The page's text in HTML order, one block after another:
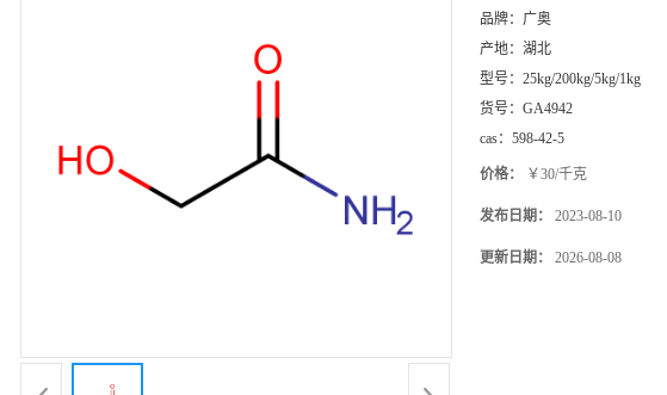
品牌： 广奥
产地： 湖北
型号： 25kg/200kg/5kg/1kg
货号： GA4942
cas： 598-42-5
价格： ￥30/千克
发布日期： 2023-08-10
更新日期： 2026-08-08